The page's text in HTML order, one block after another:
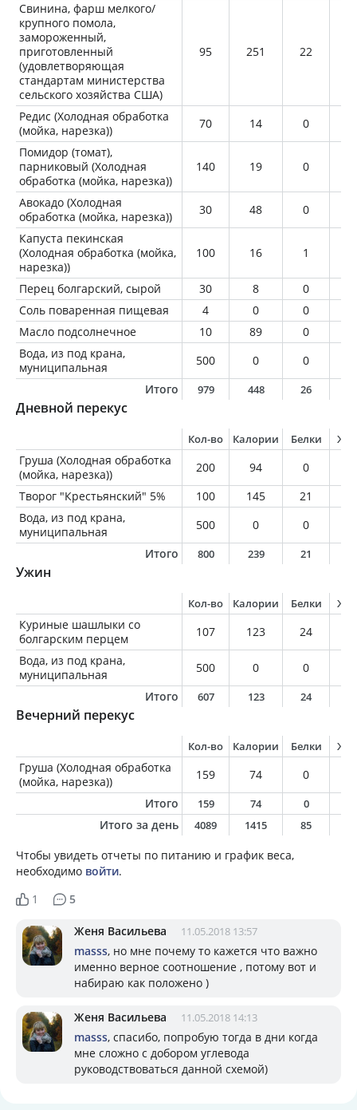
Свинина, фарш мелкого/
крупного помола,
замороженный,
приготовленный
(удовлетворяющая
стандартам министерства
сельского хозяйства США)
95 251 22
Редис (Холодная обработка
(мойка, нарезка))
70 14 0
Помидор (томат),
парниковый (Холодная
обработка (мойка, нарезка))
140 19 0
Авокадо (Холодная
обработка (мойка, нарезка))
30 48 0
Капуста пекинская
(Холодная обработка (мойка,
нарезка))
100 16 1
Перец болгарский, сырой 30 8 0
Соль поваренная пищевая
4 0 0
Масло подсолнечное
10 89 0
Вода, из под крана,
муниципальная
500 0 0
Итого
979 448 26
Дневной перекус
Кол-во Калории Белки
Груша (Холодная обработка
(мойка, нарезка))
200 94 0
Творог "Крестьянский" 5%
100 145 21
Вода, из под крана,
муниципальная
500 0 0
Итого
800 239 21
Ужин
Кол-во Калории Белки
Куриные шашлыки со
болгарским перцем
107 123 24
Вода, из под крана,
муниципальная
500 0 0
Итого
607 123 24
Вечерний перекус
Кол-во Калории Белки
Груша (Холодная обработка
(мойка, нарезка))
159 74 0
Итого
159 74 0
Итого за день 4089 1415 85
Чтобы увидеть отчеты по питанию и график веса,
необходимо войти.
1
5
Женя Васильева 11.05.2018 13:57
masss, но мне почему то кажется что важно
именно верное соотношение , потому вот и
набираю как положено )
Женя Васильева 11.05.2018 14:13
masss, спасибо, попробую тогда в дни когда
мне сложно с добором углевода
руководствоваться данной схемой)